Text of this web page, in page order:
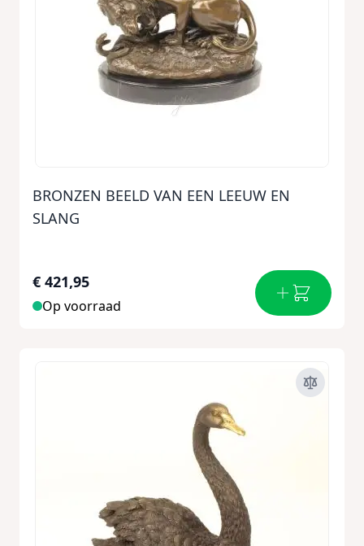
BRONZEN BEELD VAN EEN LEEUW EN
SLANG
€ 421,95
Op voorraad